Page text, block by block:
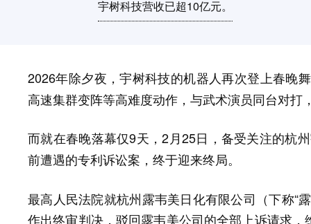
宇树科技营收已超10亿元。
2026年除夕夜，宇树科技的机器人再次登上春晚
高速集群变阵等高难度动作，与武术演员同台对打
而就在春晚落幕仅9天，2月25日，备受关注的杭
前遭遇的专利诉讼案，终于迎来终局。
最高人民法院就杭州露韦美日化有限公司（下称“
作出终审判决，驳回露韦美公司的全部上诉请求，